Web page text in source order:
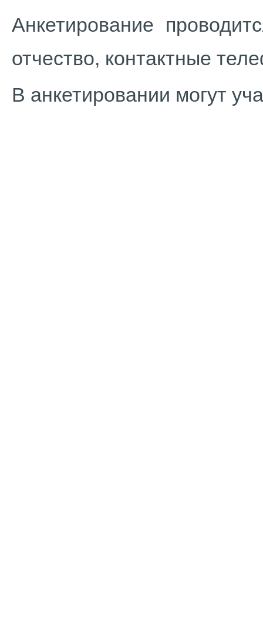
Анкетирование
отчество, контактные
В анкетировании могут